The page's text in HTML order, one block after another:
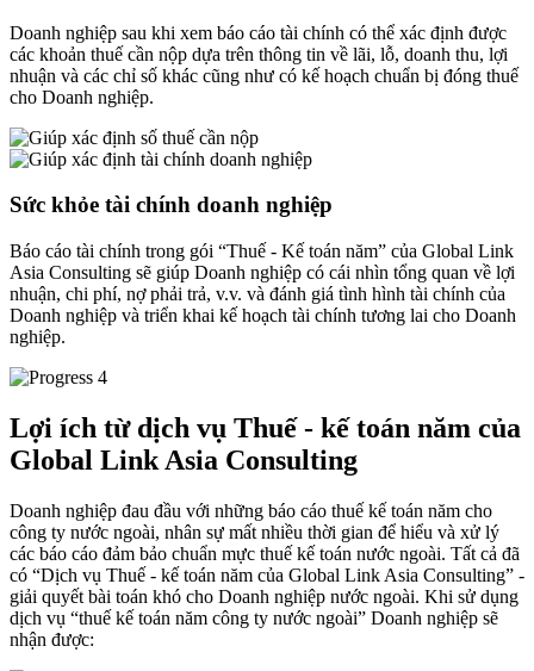
Doanh nghiệp sau khi xem báo cáo tài chính có thể xác định được
các khoản thuế cần nộp dựa trên thông tin về lãi, lỗ, doanh thu, lợi
nhuận và các chỉ số khác cũng như có kế hoạch chuẩn bị đóng thuế
cho Doanh nghiệp.
Sức khỏe tài chính doanh nghiệp
Báo cáo tài chính trong gói “Thuế - Kế toán năm” của Global Link
Asia Consulting sẽ giúp Doanh nghiệp có cái nhìn tổng quan về lợi
nhuận, chi phí, nợ phải trả, v.v. và đánh giá tình hình tài chính của
Doanh nghiệp và triển khai kế hoạch tài chính tương lai cho Doanh
nghiệp.
Lợi ích từ dịch vụ Thuế - kế toán năm của
Global Link Asia Consulting
Doanh nghiệp đau đầu với những báo cáo thuế kế toán năm cho
công ty nước ngoài, nhân sự mất nhiều thời gian để hiểu và xử lý
các báo cáo đảm bảo chuẩn mực thuế kế toán nước ngoài. Tất cả đã
có “Dịch vụ Thuế - kế toán năm của Global Link Asia Consulting” -
giải quyết bài toán khó cho Doanh nghiệp nước ngoài. Khi sử dụng
dịch vụ “thuế kế toán năm công ty nước ngoài” Doanh nghiệp sẽ
nhận được: